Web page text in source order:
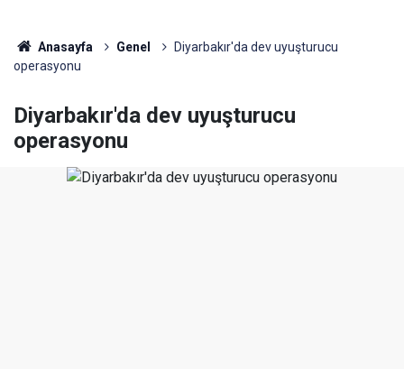
Anasayfa Genel
Diyarbakır'da dev uyuşturucu
operasyonu
Diyarbakır'da dev uyuşturucu
operasyonu